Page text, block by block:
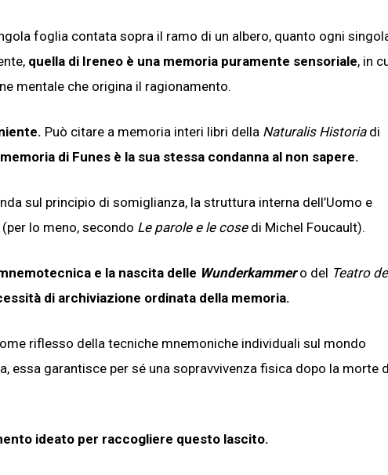
foglia contata sopra il ramo di un albero, quanto ogni
quella di Ireneo è una memoria puramente sensoriale, in
mentale che origina il ragionamento.
Può citare a memoria interi libri della Naturalis Historiadi
di Funes è la sua stessa condanna al non sapere.
sul principio di somiglianza, la struttura interna dell’Uomo e
lo meno, secondo Le parole e le cose di Michel Foucault).
e la nascita delle Wunderkammer o del Teatro
di archiviazione ordinata della memoria.
riflesso della tecniche mnemoniche individuali sul mondo
garantisce per sé una sopravvivenza fisica dopo la morte
ideato per raccogliere questo lascito.